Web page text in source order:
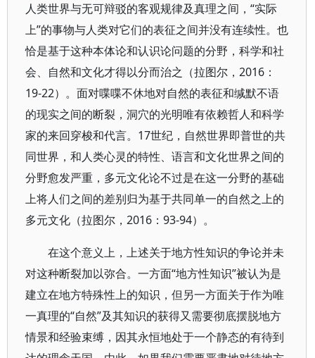
人类世界与无可辩驳的客观规律及真理之间，“实际
上”的事物与人类对它们的表征之间并没有连续性。也
恰是基于这种本体论和认识论问题的分野，科学和社
会、自然和文化才得以分而治之（拉图尔，2016：
19-22）。面对喋喋不休地对自然的表征和缄默不语
的现实之间的断裂，洞穴的光明唯有依赖哲人和科学
家的来回穿梭和代言。17世纪，自然世界即普世的共
同世界，和人类心灵的特性、语言和文化世界之间的
分野愈发严重，多元文化论不过是在这一分野的基础
上将人们之间的差别归为基于共同单一的自然之上的
多元文化（拉图尔，2016：93-94）。
在这个意义上，上述关于地方性知识的争论并未
对这种断裂加以弥合。一方面“地方性知识”被认为是
建立在地方特殊性上的知识，但另一方面关于作为唯
一真理的“自然”及其知识的获得又需要彻底摆脱地方
情景和经验束缚，因其永恒地处于一个静态的有待到